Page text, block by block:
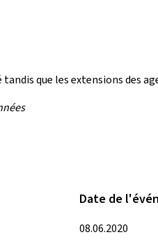
que les extensions des
Date de
08.06.2020